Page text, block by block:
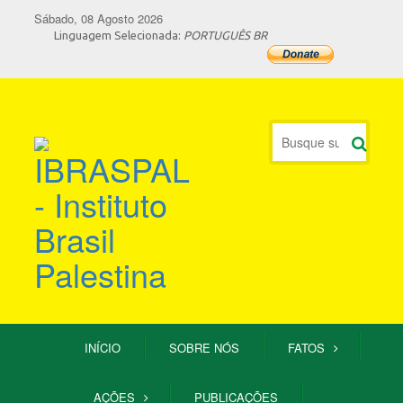
Sábado, 08 Agosto 2026
Linguagem Selecionada: PORTUGUÊS BR
INÍCIO SOBRE NÓS FATOS
AÇÕES PUBLICAÇÕES